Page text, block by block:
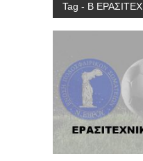
Tag - Β